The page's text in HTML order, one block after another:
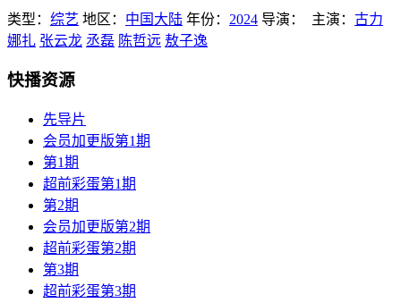
类型： 综艺 地区： 中国大陆 年份： 2024 导演： 主演： 古力
娜扎 张云龙 丞磊 陈哲远 敖子逸
快播资源
先导片
会员加更版第1期
第1期
超前彩蛋第1期
第2期
会员加更版第2期
超前彩蛋第2期
第3期
超前彩蛋第3期